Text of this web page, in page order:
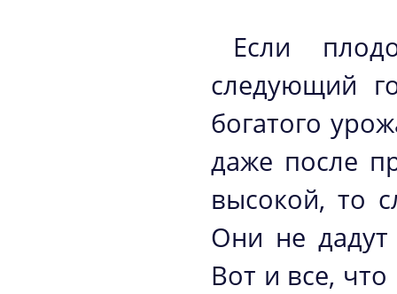
Если
следующий
богатого
даже после
высокой, то
Они не дадут
Вот и все,